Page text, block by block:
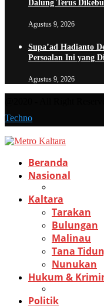
Dalung Terus
Agustus 9, 2026
Supa’ad Hadianto
Persoalan Ini yang
Agustus 9, 2026
Techno
Beranda
Nasional
Kaltara
Tarakan
Bulungan
Malinau
Tana
Nunukan
Hukum &
Politik